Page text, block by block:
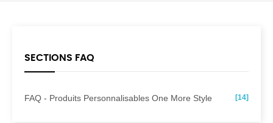
SECTIONS FAQ
FAQ - Produits Personnalisables One More Style [14]